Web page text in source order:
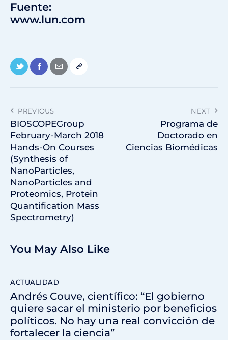
Fuente:
www.lun.com
PREVIOUS
BIOSCOPEGroup
February-March 2018
Hands-On Courses
(Synthesis of
NanoParticles,
NanoParticles and
Proteomics, Protein
Quantification Mass
Spectrometry)
NEXT
Programa de
Doctorado en
Ciencias Biomédicas
You May Also Like
ACTUALIDAD
Andrés Couve, científico: “El gobierno
quiere sacar el ministerio por beneficios
políticos. No hay una real convicción de
fortalecer la ciencia”